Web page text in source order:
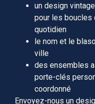
un design
pour les boucles
quotidien
le nom et le
ville
des ensembles
porte-clés
coordonné
Envoyez-nous un